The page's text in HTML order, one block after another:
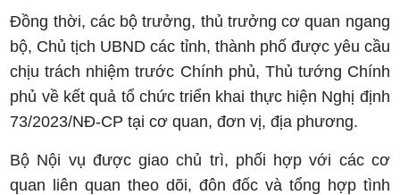
Đồng thời, các bộ trưởng, thủ trưởng cơ quan ngang
bộ, Chủ tịch UBND các tỉnh, thành phố được yêu cầu
chịu trách nhiệm trước Chính phủ, Thủ tướng Chính
phủ về kết quả tổ chức triển khai thực hiện Nghị định
73/2023/NĐ-CP tại cơ quan, đơn vị, địa phương.
Bộ Nội vụ được giao chủ trì, phối hợp với các cơ
quan liên quan theo dõi, đôn đốc và tổng hợp tình